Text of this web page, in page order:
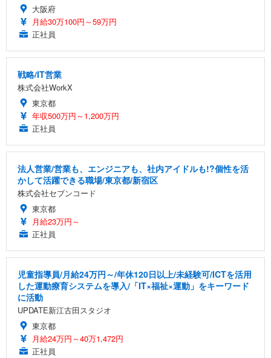
大阪府
月給30万100円～59万円
正社員
戦略/IT営業
株式会社WorkX
東京都
年収500万円～1,200万円
正社員
法人営業/営業も、エンジニアも、社内アイドルも!?個性を活
かして活躍できる職場/東京都/新宿区
株式会社セブンコード
東京都
月給23万円～
正社員
児童指導員/月給24万円～/年休120日以上/未経験可/ICTを活用
した運動療育システムを導入/「IT×福祉×運動」をキーワード
に活動
UPDATE新江古田スタジオ
東京都
月給24万円～40万1,472円
正社員